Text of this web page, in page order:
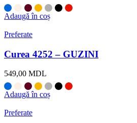
Adaugă în coș
Preferate
Curea 4252 – GUZINI
549,00 MDL
Adaugă în coș
Preferate